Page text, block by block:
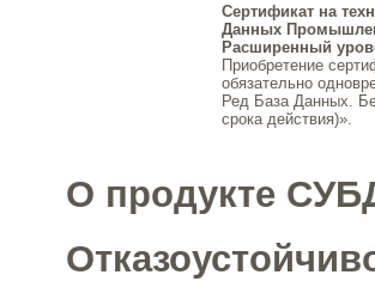
Сертификат на
Данных
Расширенный
Приобретение
обязательно
Ред База Данных.
срока действия)».
О продукте